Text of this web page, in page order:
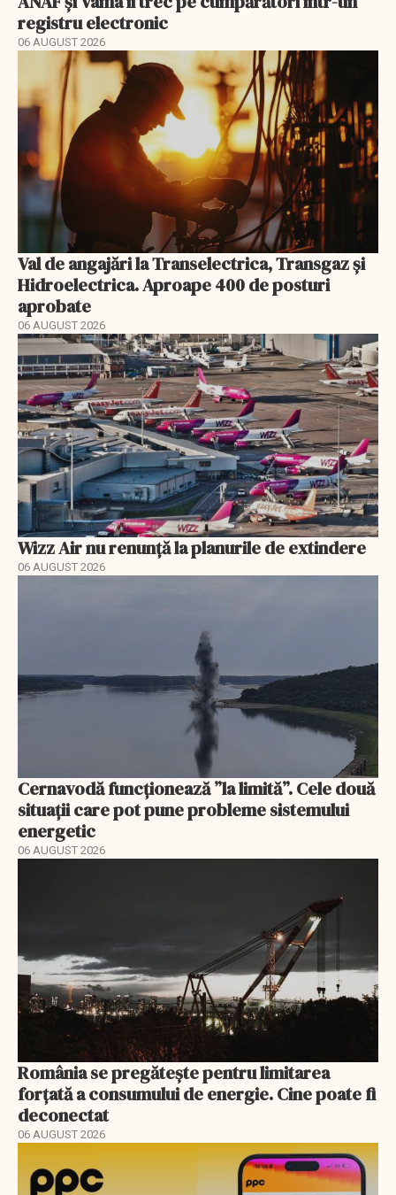
registru electronic
06 AUGUST 2026
Val de angajări la Transelectrica, Transgaz și
Hidroelectrica. Aproape 400 de posturi
aprobate
06 AUGUST 2026
Wizz Air nu renunță la planurile de extindere
06 AUGUST 2026
Cernavodă funcționează ”la limită”. Cele două
situații care pot pune probleme sistemului
energetic
06 AUGUST 2026
România se pregătește pentru limitarea
forțată a consumului de energie. Cine poate fi
deconectat
06 AUGUST 2026